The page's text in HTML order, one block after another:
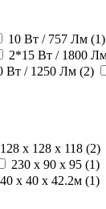
10 Вт / 757 Лм (1)
2*15 Вт / 1800
Вт / 1250 Лм (2)
128 x 128 x 118 (2)
230 x 90 x 95 (1)
40 x 40 x 42.2м (1)